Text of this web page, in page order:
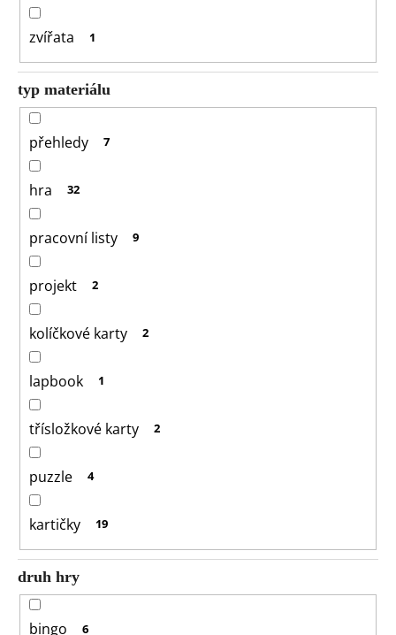
zvířata 1
typ materiálu
přehledy 7
hra 32
pracovní listy 9
projekt 2
kolíčkové karty 2
lapbook 1
třísložkové karty 2
puzzle 4
kartičky 19
druh hry
bingo 6